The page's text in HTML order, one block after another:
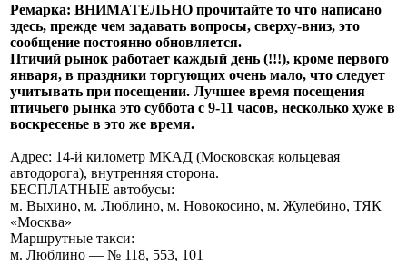
Ремарка: ВНИМАТЕЛЬНО прочитайте то что написано
здесь, прежде чем задавать вопросы, сверху-вниз, это
сообщение постоянно обновляется.
Птичий рынок работает каждый день (!!!), кроме первого
января, в праздники торгующих очень мало, что следует
учитывать при посещении. Лучшее время посещения
птичьего рынка это суббота с 9-11 часов, несколько хуже в
воскресенье в это же время.
Адрес: 14-й километр МКАД (Московская кольцевая
автодорога), внутренняя сторона.
БЕСПЛАТНЫЕ автобусы:
м. Выхино, м. Люблино, м. Новокосино, м. Жулебино, ТЯК
«Москва»
Маршрутные такси:
м. Люблино — № 118, 553, 101